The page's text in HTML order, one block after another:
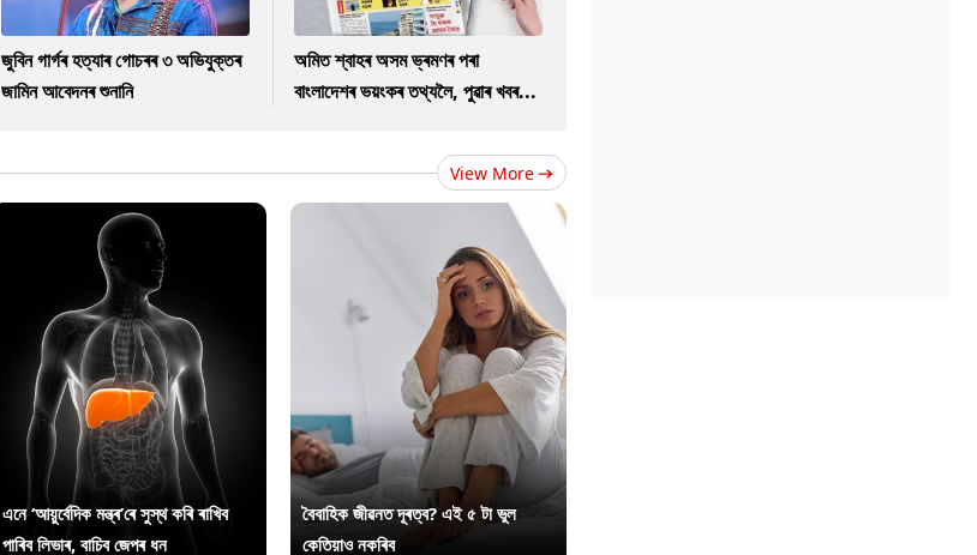
জুবিন গাৰ্গৰ হত্যাৰ গোচৰৰ ৩ অভিযুক্তৰ
জামিন আবেদনৰ শুনানি
অমিত শ্বাহৰ অসম ভ্ৰমণৰ পৰা
বাংলাদেশৰ ভয়ংকৰ তথ্যলৈ, পুৱাৰ খবৰ...
View More
এনে ‘আয়ুৰ্বেদিক মন্ত্ৰ’ৰে সুস্থ কৰি ৰাখিব
পাৰিব লিভাৰ, বাচিব জেপৰ ধন
বৈবাহিক জীৱনত দূৰত্ব? এই ৫ টা ভুল
কেতিয়াও নকৰিব